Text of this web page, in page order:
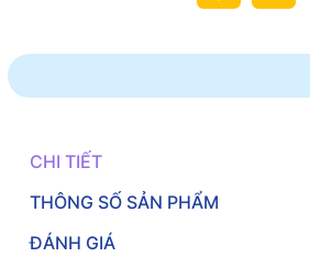
CHI TIẾT
THÔNG SỐ SẢN PHẨM
ĐÁNH GIÁ